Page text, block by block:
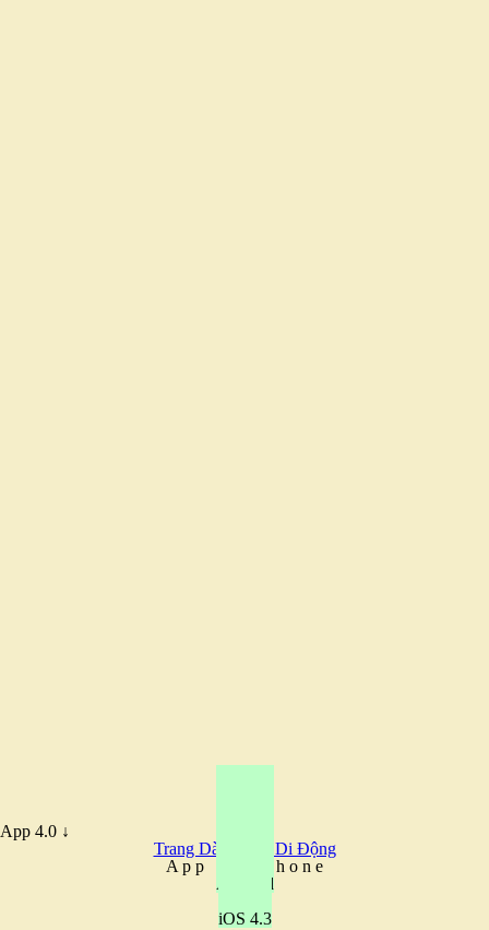
App 4.0 ↓
Trang Dành Cho Di Động
A p p h o n e
Android
iOS 4.3